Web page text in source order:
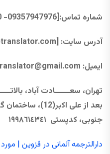
شماره تماس:
[09357947976- 02126744870]
آدرس سایت: [alptranslator.com]
ایمیل: @gmail.com
تهران، سعــــــادت آباد،
جنوبی، كدپستی ١٩٩٨٦١٤٣٤١
دارالترجمه آلمانی در قزوین |